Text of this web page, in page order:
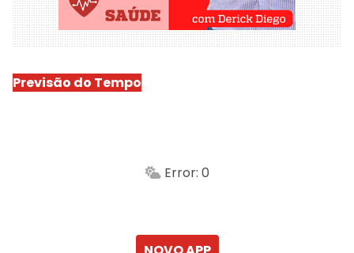
Previsão do Tempo
Min.
Error: 0